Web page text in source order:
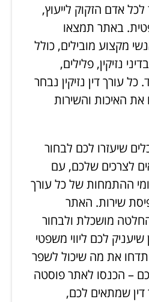
אדם הזקוק לייעוץ,
באתר תמצאו
מקצוע מובילים, כולל
נזיקין, פלילים,
עורך דין נזיקין נבחר
האיכות והשירות
שיעזרו לכם לבחור
לצרכים שלכם, עם
ההתמחות של כל עורך
שירות. האתר
מושכלת ולבחור
לכם ליווי משפטי
את מה שיכול לשפר
– הכנסו לאתר פוסטה
דין שמתאים לכם,